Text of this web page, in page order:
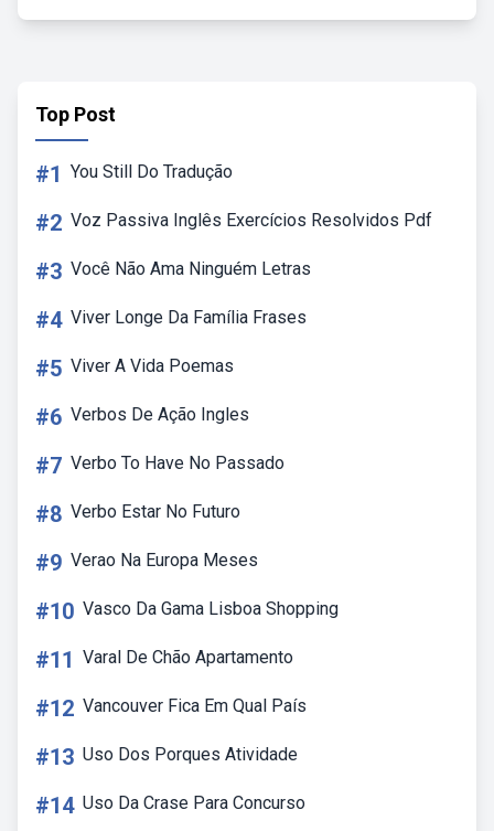
Top Post
#1 You Still Do Tradução
#2 Voz Passiva Inglês Exercícios Resolvidos Pdf
#3 Você Não Ama Ninguém Letras
#4 Viver Longe Da Família Frases
#5 Viver A Vida Poemas
#6 Verbos De Ação Ingles
#7 Verbo To Have No Passado
#8 Verbo Estar No Futuro
#9 Verao Na Europa Meses
#10 Vasco Da Gama Lisboa Shopping
#11 Varal De Chão Apartamento
#12 Vancouver Fica Em Qual País
#13 Uso Dos Porques Atividade
#14 Uso Da Crase Para Concurso